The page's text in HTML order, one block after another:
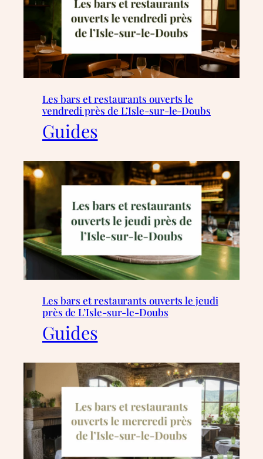
Les bars et restaurants ouverts le
vendredi près de L’Isle-sur-le-Doubs
Guides
Les bars et restaurants ouverts le jeudi
près de L’Isle-sur-le-Doubs
Guides